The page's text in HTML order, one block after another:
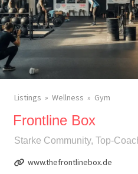
Listings Wellness Gym
Frontline Box
Starke Community, Top-
www.thefrontlinebox.de